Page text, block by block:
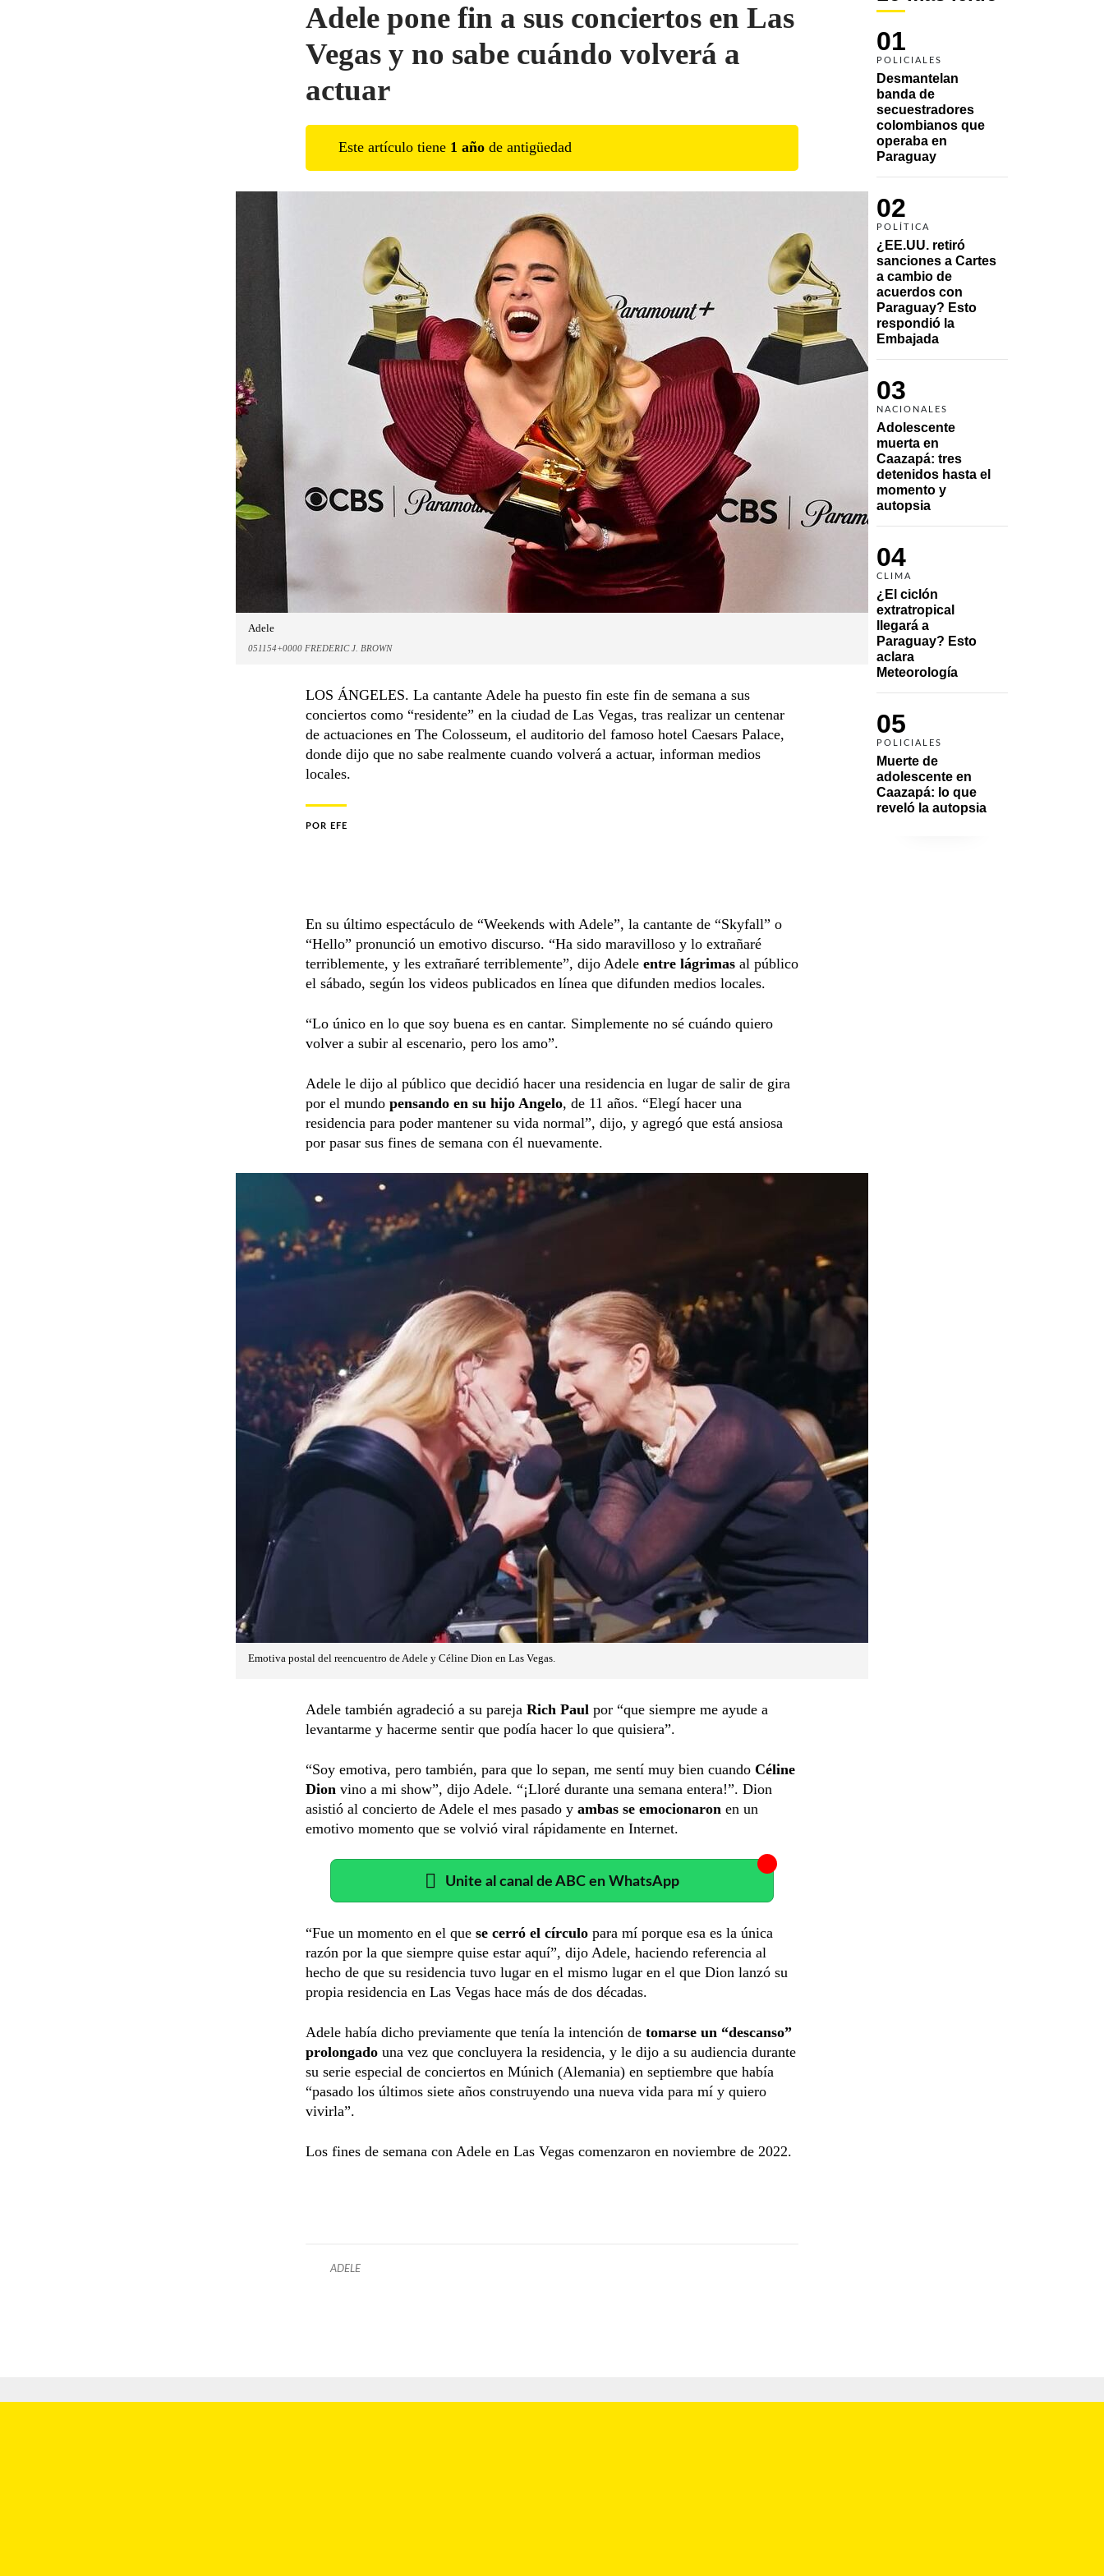
01
POLICIALES
Desmantelan
banda de
secuestradores
colombianos que
operaba en
Paraguay
02
POLÍTICA
¿EE.UU. retiró
sanciones a Cartes
a cambio de
acuerdos con
Paraguay? Esto
respondió la
Embajada
03
NACIONALES
Adolescente
muerta en
Caazapá: tres
detenidos hasta el
momento y
autopsia
04
CLIMA
¿El ciclón
extratropical
llegará a
Paraguay? Esto
aclara
Meteorología
05
POLICIALES
Muerte de
adolescente en
Caazapá: lo que
reveló la autopsia
Adele pone fin a sus conciertos en Las
Vegas y no sabe cuándo volverá a
actuar
Este artículo tiene 1 año de antigüedad
Adele
051154+0000 FREDERIC J. BROWN
LOS ÁNGELES. La cantante Adele ha puesto fin este fin de semana a sus
conciertos como “residente” en la ciudad de Las Vegas, tras realizar un centenar
de actuaciones en The Colosseum, el auditorio del famoso hotel Caesars Palace,
donde dijo que no sabe realmente cuando volverá a actuar, informan medios
locales.
POR EFE
En su último espectáculo de “Weekends with Adele”, la cantante de “Skyfall” o
“Hello” pronunció un emotivo discurso. “Ha sido maravilloso y lo extrañaré
terriblemente, y les extrañaré terriblemente”, dijo Adele entre lágrimas al público
el sábado, según los videos publicados en línea que difunden medios locales.
“Lo único en lo que soy buena es en cantar. Simplemente no sé cuándo quiero
volver a subir al escenario, pero los amo”.
Adele le dijo al público que decidió hacer una residencia en lugar de salir de gira
por el mundo pensando en su hijo Angelo, de 11 años. “Elegí hacer una
residencia para poder mantener su vida normal”, dijo, y agregó que está ansiosa
por pasar sus fines de semana con él nuevamente.
Emotiva postal del reencuentro de Adele y Céline Dion en Las Vegas.
Adele también agradeció a su pareja Rich Paul por “que siempre me ayude a
levantarme y hacerme sentir que podía hacer lo que quisiera”.
“Soy emotiva, pero también, para que lo sepan, me sentí muy bien cuando Céline
Dion vino a mi show”, dijo Adele. “¡Lloré durante una semana entera!”. Dion
asistió al concierto de Adele el mes pasado y ambas se emocionaron en un
emotivo momento que se volvió viral rápidamente en Internet.
Unite al canal de ABC en WhatsApp
“Fue un momento en el que se cerró el círculo para mí porque esa es la única
razón por la que siempre quise estar aquí”, dijo Adele, haciendo referencia al
hecho de que su residencia tuvo lugar en el mismo lugar en el que Dion lanzó su
propia residencia en Las Vegas hace más de dos décadas.
Adele había dicho previamente que tenía la intención de tomarse un “descanso”
prolongado una vez que concluyera la residencia, y le dijo a su audiencia durante
su serie especial de conciertos en Múnich (Alemania) en septiembre que había
“pasado los últimos siete años construyendo una nueva vida para mí y quiero
vivirla”.
Los fines de semana con Adele en Las Vegas comenzaron en noviembre de 2022.
ADELE